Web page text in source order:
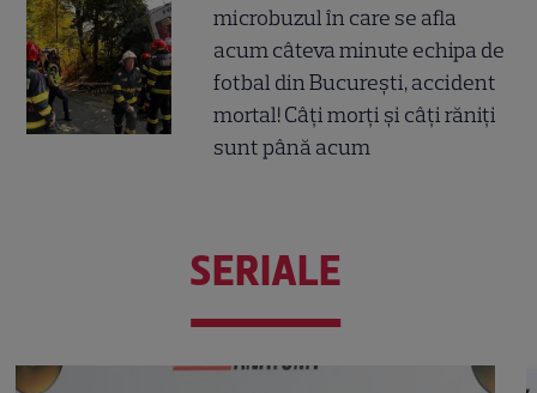
microbuzul în care se afla
acum câteva minute echipa de
fotbal din București, accident
mortal! Câți morți și câți răniți
sunt până acum
SERIALE